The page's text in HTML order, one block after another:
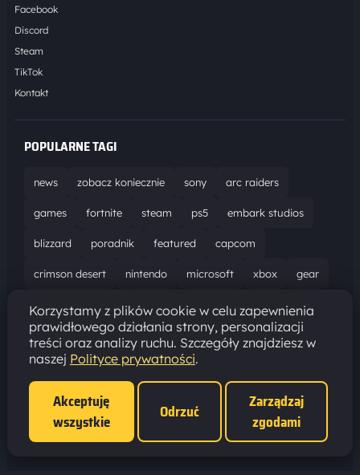
Facebook
Discord
Steam
TikTok
Kontakt
POPULARNE TAGI
news zobacz koniecznie sony arc raiders
games fortnite steam ps5 embark studios
blizzard poradnik featured capcom
crimson desert nintendo microsoft xbox gear
world of warcraft solucja marathon ubisoft
bungie recenzja resident evil requiem gaming
aktualizacja pc epic games
Polityka prywatności ·
Korzystamy z plików cookie w celu zapewnienia
prawidłowego działania strony, personalizacji
treści oraz analizy ruchu. Szczegóły znajdziesz w
naszej Polityce prywatności.
Akceptuję
wszystkie
Odrzuć
Zarządzaj
zgodami